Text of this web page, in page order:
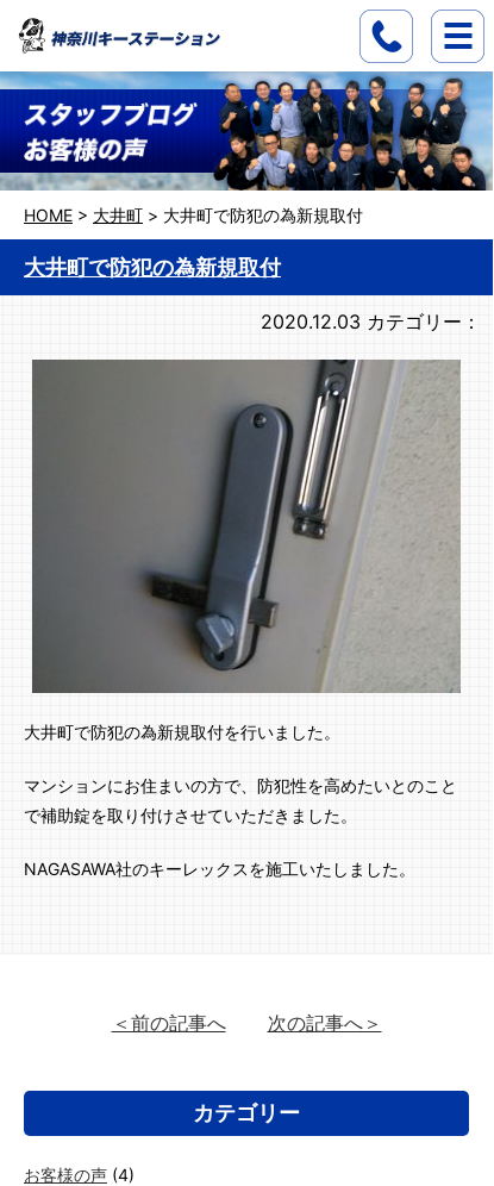
HOME > 大井町 > 大井町で防犯の為新規取付
大井町で防犯の為新規取付
2020.12.03 カテゴリー：
大井町で防犯の為新規取付を行いました。
マンションにお住まいの方で、防犯性を高めたいとのこと
で補助錠を取り付けさせていただきました。
NAGASAWA社のキーレックスを施工いたしました。
＜前の記事へ 次の記事へ＞
カテゴリー
お客様の声 (4)